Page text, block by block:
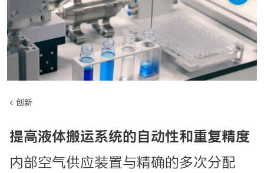
创新
提高液体搬运系统的自动性和重复精度
内部空气供应装置与精确的多次分配